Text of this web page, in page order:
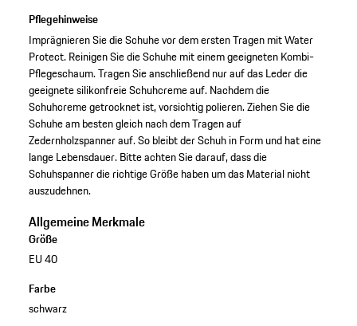
Pflegehinweise
Imprägnieren Sie die Schuhe vor dem ersten Tragen mit Water
Protect. Reinigen Sie die Schuhe mit einem geeigneten Kombi-
Pflegeschaum. Tragen Sie anschließend nur auf das Leder die
geeignete silikonfreie Schuhcreme auf. Nachdem die
Schuhcreme getrocknet ist, vorsichtig polieren. Ziehen Sie die
Schuhe am besten gleich nach dem Tragen auf
Zedernholzspanner auf. So bleibt der Schuh in Form und hat eine
lange Lebensdauer. Bitte achten Sie darauf, dass die
Schuhspanner die richtige Größe haben um das Material nicht
auszudehnen.
Allgemeine Merkmale
Größe
EU 40
Farbe
schwarz